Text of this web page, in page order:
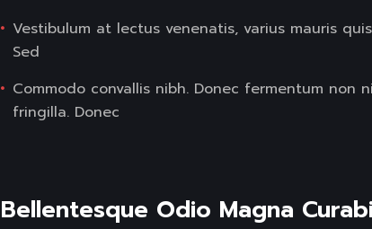
Vestibulum at lectus venenatis, varius mauris
Sed
Commodo convallis nibh. Donec fermentum non
fringilla. Donec
Bellentesque Odio Magna